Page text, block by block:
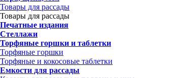
Товары для рассады
Товары для рассады
Печатные издания
Стеллажи
Торфяные горшки и таблетки
Торфяные горшки
Торфяные и кокосовые таблетки
Емкости для рассады